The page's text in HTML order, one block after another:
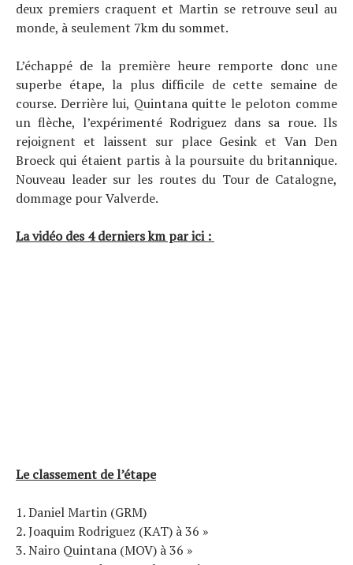
deux premiers craquent et Martin se retrouve seul au
monde, à seulement 7km du sommet.
L’échappé de la première heure remporte donc une
superbe étape, la plus difficile de cette semaine de
course. Derrière lui, Quintana quitte le peloton comme
un flèche, l’expérimenté Rodriguez dans sa roue. Ils
rejoignent et laissent sur place Gesink et Van Den
Broeck qui étaient partis à la poursuite du britannique.
Nouveau leader sur les routes du Tour de Catalogne,
dommage pour Valverde.
La vidéo des 4 derniers km par ici :
Le classement de l’étape
1. Daniel Martin (GRM)
2. Joaquim Rodriguez (KAT) à 36 »
3. Nairo Quintana (MOV) à 36 »